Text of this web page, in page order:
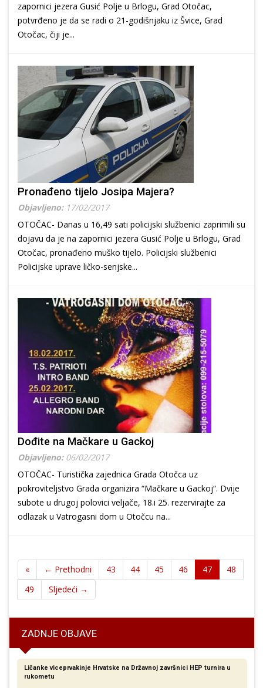
zapornici jezera Gusić Polje u Brlogu, Grad Otočac,
potvrđeno je da se radi o 21-godišnjaku iz Švice, Grad
Otočac, čiji je...
Pronađeno tijelo Josipa Majera?
Objavljeno: 17/02/2017
OTOČAC- Danas u 16,49 sati policijski službenici zaprimili su
dojavu da je na zapornici jezera Gusić Polje u Brlogu, Grad
Otočac, pronađeno muško tijelo. Policijski službenici
Policijske uprave ličko-senjske...
Dođite na Mačkare u Gackoj
Objavljeno: 06/02/2017
OTOČAC- Turistička zajednica Grada Otočca uz
pokroviteljstvo Grada organizira “Mačkare u Gackoj“. Dvije
subote u drugoj polovici veljače, 18.i 25. rezervirajte za
odlazak u Vatrogasni dom u Otočcu na...
« ← Prethodni 43 44 45 46 47
48
49
Sljedeći →
ZADNJE OBJAVE
Ličanke viceprvakinje Hrvatske na Državnoj završnici HEP turnira u
rukometu